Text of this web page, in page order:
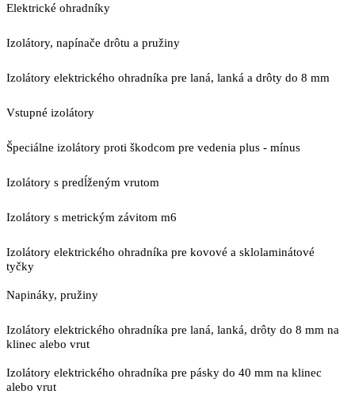
Elektrické ohradníky
Izolátory, napínače drôtu a pružiny
Izolátory elektrického ohradníka pre laná, lanká a drôty do 8 mm
Vstupné izolátory
Špeciálne izolátory proti škodcom pre vedenia plus - mínus
Izolátory s predĺženým vrutom
Izolátory s metrickým závitom m6
Izolátory elektrického ohradníka pre kovové a sklolaminátové
tyčky
Napináky, pružiny
Izolátory elektrického ohradníka pre laná, lanká, drôty do 8 mm na
klinec alebo vrut
Izolátory elektrického ohradníka pre pásky do 40 mm na klinec
alebo vrut